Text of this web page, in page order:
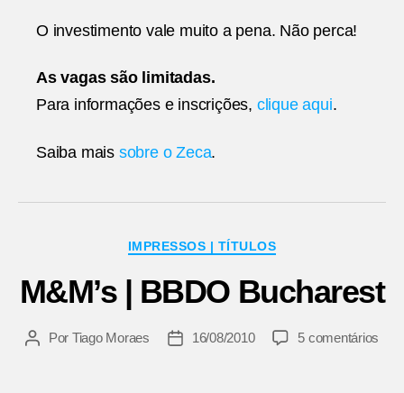
O investimento vale muito a pena. Não perca!
As vagas são limitadas.
Para informações e inscrições, clique aqui.
Saiba mais sobre o Zeca.
Categorias
IMPRESSOS | TÍTULOS
M&M’s | BBDO Bucharest
Autor
Por Tiago Moraes
Data16/08/2010 5 comentários